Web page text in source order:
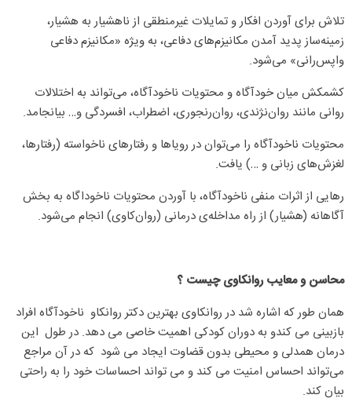
تلاش برای آوردن افکار و تمایلات غیرمنطقی از ناهشیار به هشیار،
زمینه‌ساز پدید آمدن مکانیزم‌های دفاعی، به ویژه «مکانیزم دفاعی
واپس‌رانی» می‌شود.
کشمکش میان خودآگاه و محتویات ناخودآگاه، می‌تواند به اختلالات
روانی مانند روان‌نژندی، روان‌رنجوری، اضطراب، افسردگی و… بیانجامد.
محتویات ناخودآگاه را می‌توان در رویاها و رفتارهای ناخواسته (رفتارها،
لغزش‌های زبانی و …) یافت.
رهایی از اثرات منفی ناخودآگاه، با آوردن محتویات ناخوداگاه به بخش
آگاهانه (هشیار) از راه مداخله‌ی درمانی (روان‌کاوی) انجام می‌شود.
محاسن و معایب روانکاوی چیست ؟
همان طور که اشاره شد در روانکاوی بهترین دکتر روانکاو ناخودآگاه افراد
بازبینی می کندو به دوران کودکی اهمیت خاصی می دهد. در طول این
درمان همدلی و محیطی بدون قضاوت ایجاد می شود که در آن مراجع
می‌تواند احساس امنیت می کند و می تواند احساسات خود را به راحتی
بیان کند.